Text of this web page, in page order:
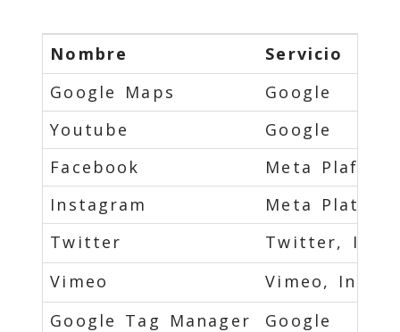
Nombre
Servicio
Google Maps
Google
Youtube
Google
Facebook
Meta
Instagram
Meta
Twitter
Twitter, Inc.
Vimeo
Vimeo, Inc.
Google Tag Manager
Google